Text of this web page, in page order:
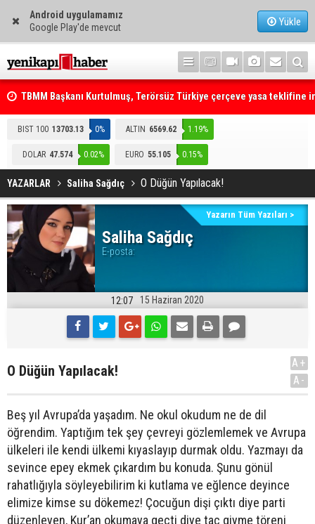
Android uygulamamız
Google Play'de mevcut
Yükle
TBMM Başkanı Kurtulmuş, Terörsüz Türkiye çerçeve yasa teklifine
attı
Telefonla arayıp "RTÜK'ten geliyoruz" dediler: Medyayı hedef alan
akılalmaz tuzak ifşa oldu
BIST 100 13703.13 0% ALTIN 6569.62 1.19%
DOLAR 47.574 0.02% EURO 55.105 0.15%
YAZARLAR Saliha Sağdıç O Düğün Yapılacak!
Saliha Sağdıç
E-posta:
Yazarın Tüm Yazıları >
12:07 15 Haziran 2020
O Düğün Yapılacak!
A+
A-
Beş yıl Avrupa’da yaşadım. Ne okul okudum ne de dil
öğrendim. Yaptığım tek şey çevreyi gözlemlemek ve Avrupa
ülkeleri ile kendi ülkemi kıyaslayıp durmak oldu. Yazmayı da
sevince epey ekmek çıkardım bu konuda. Şunu gönül
rahatlığıyla söyleyebilirim ki kutlama ve eğlence deyince
elimize kimse su dökemez! Çocuğun dişi çıktı diye parti
düzenleyen, Kur’an okumaya geçti diye taç giyme töreni